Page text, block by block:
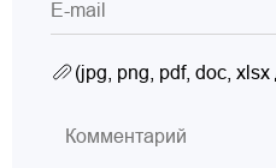
(jpg, png, pdf, doc,